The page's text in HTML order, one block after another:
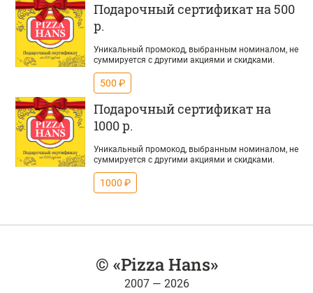
Подарочный сертификат на 500
р.
Уникальный промокод, выбранным номиналом, не
суммируется с другими акциями и скидками.
500 ₽
Подарочный сертификат на
1000 р.
Уникальный промокод, выбранным номиналом, не
суммируется с другими акциями и скидками.
1000 ₽
© «Pizza Hans»
2007 — 2026